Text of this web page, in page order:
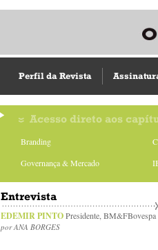
Perfil da Revista
Acesso direto aos
Branding
Governança & Mercado
Entrevista
EDEMIR PINTOPresidente, BM&FBovespa
por ANA BORGES